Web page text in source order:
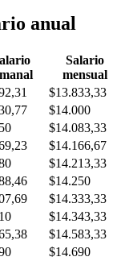
anual
Salario
mensual
$13.833,33
$14.000
$14.083,33
$14.166,67
$14.213,33
$14.250
$14.333,33
$14.343,33
$14.583,33
$14.690